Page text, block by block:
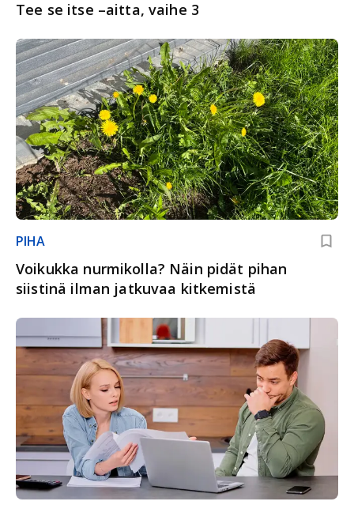
Tee se itse –aitta, vaihe 3
PIHA
Voikukka nurmikolla? Näin pidät pihan
siistinä ilman jatkuvaa kitkemistä